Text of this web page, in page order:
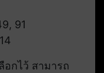
91
กไว้ สามารถ